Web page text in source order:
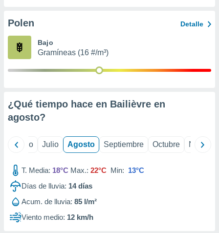
e
mediante
de
1199
Polen Detalle
Bajo
Gramíneas (16 #/m³)
¿Qué tiempo hace en Bailièvre en
agosto?
Junio Julio Agosto Septiembre Octubre
T. Media: 18°C Max.: 22°C Min: 13°C
Días de lluvia: 14días
Acum. de lluvia: 85 l/m²
Viento medio: 12 km/h